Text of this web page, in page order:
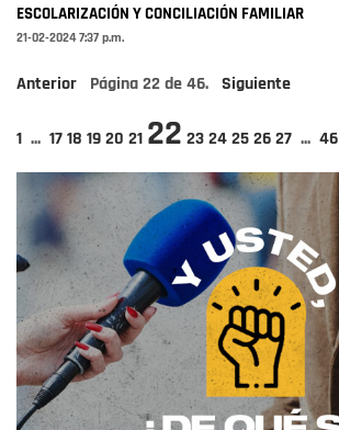
ESCOLARIZACIÓN Y CONCILIACIÓN FAMILIAR
21-02-2024 7:37 p.m.
Anterior Página 22 de 46. Siguiente
1 ... 17 18 19 20 21 22 23 24 25 26 27 ... 46